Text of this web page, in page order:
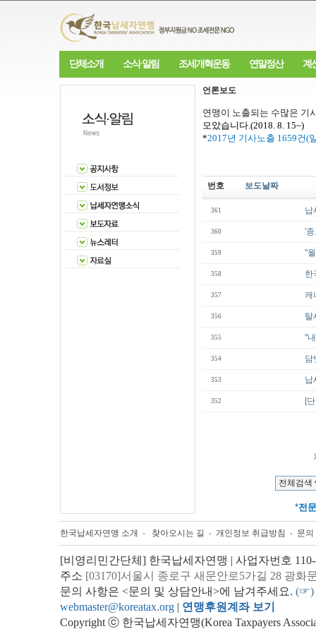
단체소개 소식·알림 조세개혁운동 연말정산 계
언론보도
연맹이 노출되는 수많은 기
모았습니다.(2018. 8. 15~)
*2017년 기사노출 1659건(
번호 보도날짜
361 납
360 '
359 "
358 한
357 캐
356 탈
355 "
354 담
353 납
352 [
*전문
한국납세자연맹 소개 찾아오시는 길 개인정보 취급방침 문
[비영리민간단체] 한국납세자연맹 | 사업자번호
주소 [03170]서울시 종로구 새문안로5가길 28 광화
문의 사항은 <문의 및 상담안내>에 남겨주세요. (☞)
webmaster@koreatax.org | 연맹후원계좌 보기
Copyright ⓒ 한국납세자연맹(Korea Taxpayers